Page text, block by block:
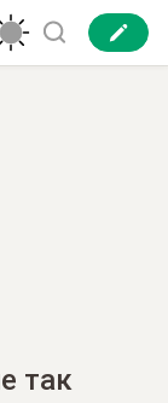
так